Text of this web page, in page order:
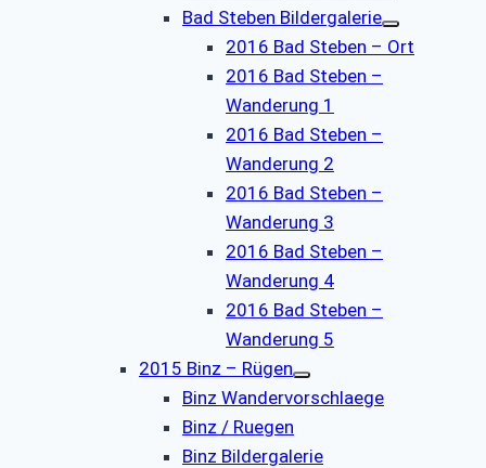
Bad Steben Bildergalerie
2016 Bad Steben – Ort
2016 Bad Steben –
Wanderung 1
2016 Bad Steben –
Wanderung 2
2016 Bad Steben –
Wanderung 3
2016 Bad Steben –
Wanderung 4
2016 Bad Steben –
Wanderung 5
2015 Binz – Rügen
Binz Wandervorschlaege
Binz / Ruegen
Binz Bildergalerie